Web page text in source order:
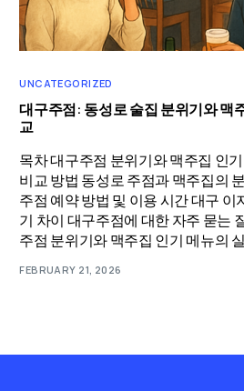
UNCATEGORIZED
대구주점: 동성로 술집 분위기와 맥
교
목차 대구주점 분위기와 맥주집 인
비교 방법 동성로 주점과 맥주집의
주점 예약 방법 및 이용 시간 대구
기 차이 대구주점에 대한 자주 묻는
주점 분위기와 맥주집 인기 메뉴의
FEBRUARY 21, 2026